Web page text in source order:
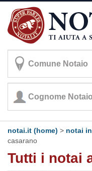
notai.it (home) > notai
casarano
Tutti i notai